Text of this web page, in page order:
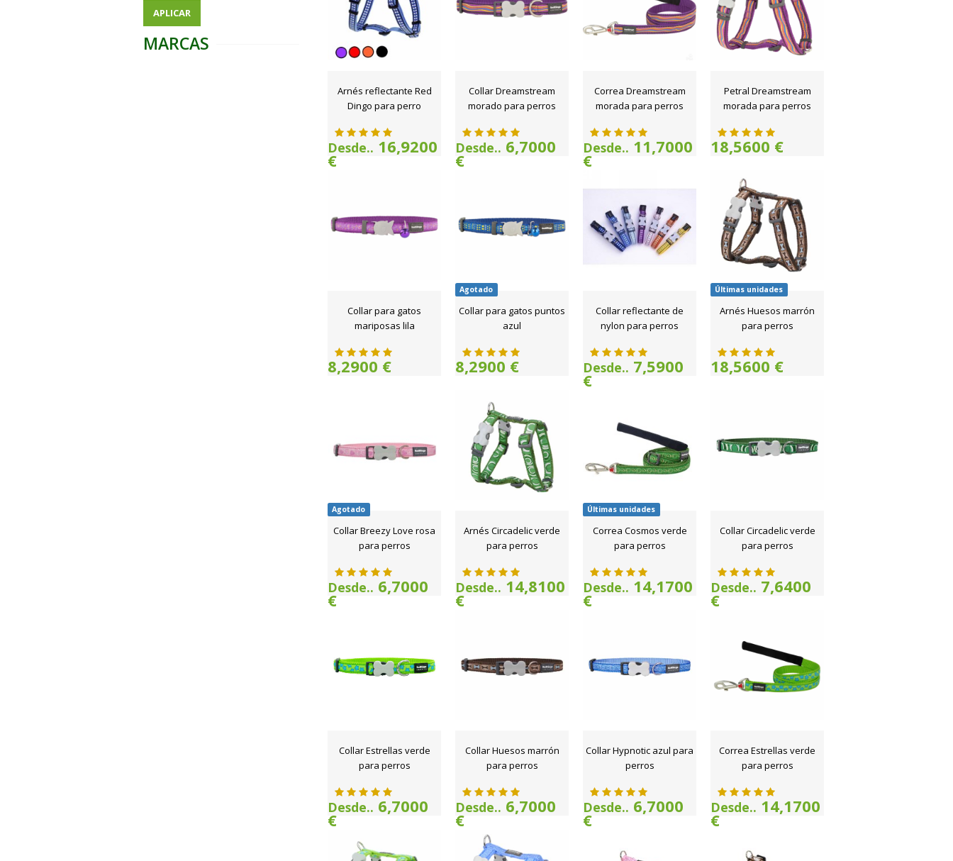
APLICAR
MARCAS
Arnés reflectante Red
Dingo para perro
Desde.. 16,9200
€
Collar Dreamstream
morado para perros
Desde.. 6,7000
€
Correa Dreamstream
morada para perros
Desde.. 11,7000
€
Petral Dreamstream
morada para perros
18,5600 €
Collar para gatos
mariposas lila
8,2900 €
Agotado
Collar para gatos puntos
azul
8,2900 €
Collar reflectante de
nylon para perros
Desde.. 7,5900
€
Últimas unidades
Arnés Huesos marrón
para perros
18,5600 €
Agotado
Collar Breezy Love rosa
para perros
Desde.. 6,7000
€
Arnés Circadelic verde
para perros
Desde.. 14,8100
€
Últimas unidades
Correa Cosmos verde
para perros
Desde.. 14,1700
€
Collar Circadelic verde
para perros
Desde.. 7,6400
€
Collar Estrellas verde
para perros
Desde.. 6,7000
€
Collar Huesos marrón
para perros
Desde.. 6,7000
€
Collar Hypnotic azul para
perros
Desde.. 6,7000
€
Correa Estrellas verde
para perros
Desde.. 14,1700
€